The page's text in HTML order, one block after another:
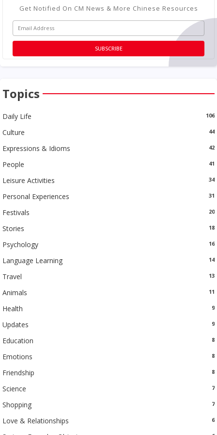
Get Notified On CM News & More Chinese Resources
Topics
Daily Life 106
Culture 44
Expressions & Idioms 42
People 41
Leisure Activities 34
Personal Experiences 31
Festivals 20
Stories 18
Psychology 16
Language Learning 14
Travel 13
Animals 11
Health 9
Updates 9
Education 8
Emotions 8
Friendship 8
Science 7
Shopping 7
Love & Relationships 6